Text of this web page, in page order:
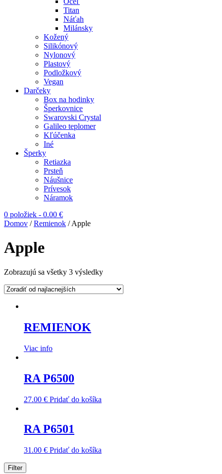
Titan
Náťah
Milánsky
Kožený
Silikónový
Nylonový
Plastový
Podložkový
Vegan
Darčeky
Box na hodinky
Šperkovnice
Swarovski Crystal
Galileo teplomer
Kľúčenka
Iné
Šperky
Retiazka
Prsteň
Náušnice
Prívesok
Náramok
0 položiek - 0.00 €
Domov /Remienok / Apple
Apple
Zobrazujú sa všetky 3 výsledky
REMIENOK
Viac info
RA P6500
27.00 € Pridať do košíka
RA P6501
31.00 € Pridať do košíka
Filter